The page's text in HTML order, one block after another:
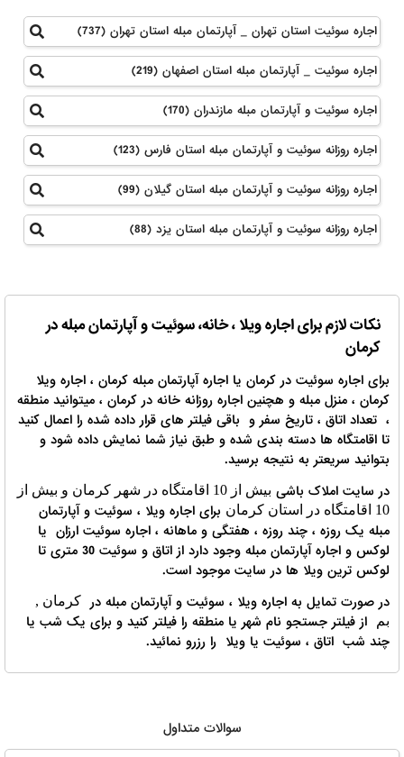
اجاره سوئیت استان تهران _ آپارتمان مبله استان تهران (737)
اجاره سوئیت _ آپارتمان مبله استان اصفهان (219)
اجاره سوئیت و آپارتمان مبله مازندران (170)
اجاره روزانه سوئیت و آپارتمان مبله استان فارس (123)
اجاره روزانه سوئیت و آپارتمان مبله استان گیلان (99)
اجاره روزانه سوئیت و آپارتمان مبله استان یزد (88)
نکات لازم برای اجاره ویلا ، خانه، سوئیت و آپارتمان مبله در
کرمان
برای اجاره سوئیت در کرمان یا اجاره آپارتمان مبله کرمان ، اجاره ویلا
کرمان ، منزل مبله و هچنین اجاره روزانه خانه در کرمان ، میتوانید منطقه
، تعداد اتاق ، تاریخ سفر و باقی فیلتر های قرار داده شده را اعمال کنید
تا اقامتگاه ها دسته بندی شده و طبق نیاز شما نمایش داده شود و
بتوانید سریعتر به نتیجه برسید.
در سایت املاک باشی
بیش از 10 اقامتگاه در شهر کرمان و بیش از
10 اقامتگاه در استان کرمان
برای اجاره ویلا ، سوئیت و آپارتمان
مبله یک روزه ، چند روزه ، هفتگی و ماهانه ، اجاره سوئیت ارزان یا
لوکس و اجاره آپارتمان مبله وجود دارد از اتاق و سوئیت 30 متری تا
لوکس ترین ویلا ها در سایت موجود است.
در صورت تمایل به اجاره ویلا ، سوئیت و آپارتمان مبله در
کرمان ,
بم
از فیلتر جستجو نام شهر یا منطقه را فیلتر کنید و برای یک شب یا
چند شب اتاق ، سوئیت یا ویلا را رزرو نمائید.
سوالات متداول